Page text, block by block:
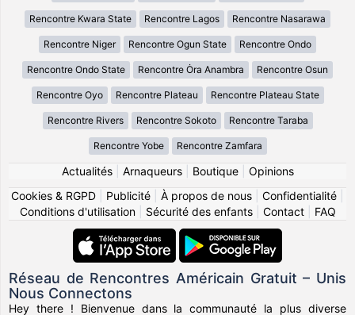
Rencontre Kwara State Rencontre Lagos Rencontre Nasarawa
Rencontre Niger Rencontre Ogun State Rencontre Ondo
Rencontre Ondo State Rencontre Ȯra Anambra Rencontre Osun
Rencontre Oyo Rencontre Plateau Rencontre Plateau State
Rencontre Rivers Rencontre Sokoto Rencontre Taraba
Rencontre Yobe Rencontre Zamfara
Actualités| Arnaqueurs| Boutique| Opinions
Cookies & RGPD
Publicité À propos de nous Confidentialité
Conditions d'utilisation| Sécurité des enfants| Contact| FAQ
Réseau de Rencontres Américain Gratuit – Unis
Nous Connectons
Hey there ! Bienvenue dans la communauté la plus diverse